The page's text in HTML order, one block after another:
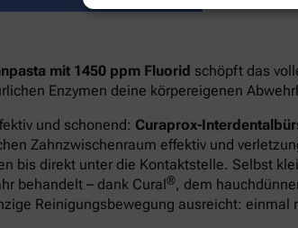
mit 1450 ppm Fluorid schöpft das
Enzymen deine körpereigenen
und schonend: Curaprox-
Zahnzwischenraum effektiv und
bis direkt unter die Kontaktstelle. Selbst
behandelt – dank Cural®, dem
Reinigungsbewegung ausreicht: einmal